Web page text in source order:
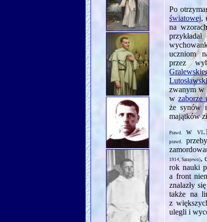
Po
światowej,
na
uczniom
przez
zwanym w
wzaborze
że synów
majątków
Prawd. w
prawd.
1914, Sarajewo),
rok nauki
a front
znalazły
także na
z
ulegli i